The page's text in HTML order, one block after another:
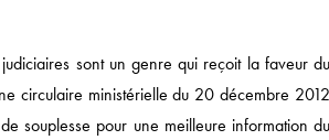
sont un genre qui reçoit la faveur du
circulaire ministérielle du 20 décembre 2012
souplesse pour une meilleure information du